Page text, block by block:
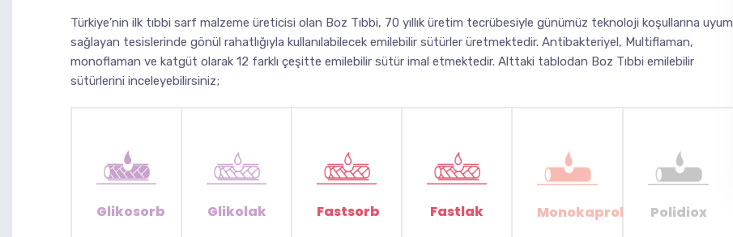
Türkiye’nin ilk tıbbi sarf malzeme üreticisi olan Boz Tıbbi, 70 yıllık üretim tecrübesiyle günümüz teknoloji koşullarına uyum
sağlayan tesislerinde gönül rahatlığıyla kullanılabilecek emilebilir sütürler üretmektedir. Antibakteriyel, Multiflaman,
monoflaman ve katgüt olarak 12 farklı çeşitte emilebilir sütür imal etmektedir. Alttaki tablodan Boz Tıbbi emilebilir
sütürlerini inceleyebilirsiniz;
Glikosorb Glikolak Fastsorb Fastlak Monokaprol Polidiox